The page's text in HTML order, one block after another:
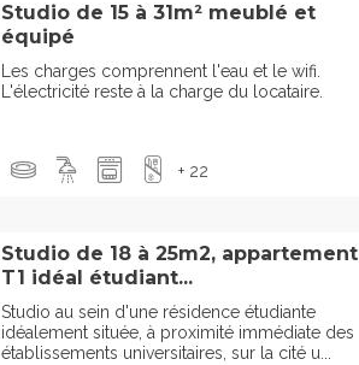
Studio de 15 à 31m² meublé et
équipé
Les charges comprennent l'eau et le wifi.
L'électricité reste à la charge du locataire.
+ 22
Studio de 18 à 25m2, appartement
T1 idéal étudiant...
Studio au sein d'une résidence étudiante
idéalement située, à proximité immédiate des
établissements universitaires, sur la cité u...